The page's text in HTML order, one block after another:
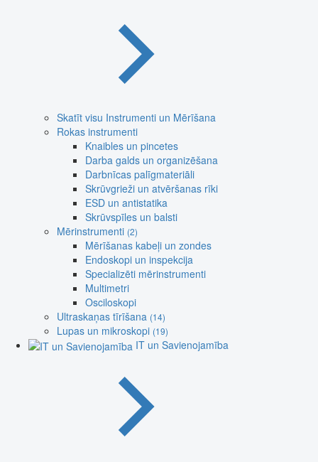
Skatīt visu Instrumenti un Mērīšana
Rokas instrumenti
Knaibles un pincetes
Darba galds un organizēšana
Darbnīcas palīgmateriāli
Skrūvgrieži un atvēršanas rīki
ESD un antistatika
Skrūvspīles un balsti
Mērinstrumenti (2)
Mērīšanas kabeļi un zondes
Endoskopi un inspekcija
Specializēti mērinstrumenti
Multimetri
Osciloskopi
Ultraskaņas tīrīšana (14)
Lupas un mikroskopi (19)
IT un Savienojamība